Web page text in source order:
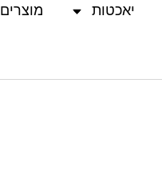
יאכטות מוצרים